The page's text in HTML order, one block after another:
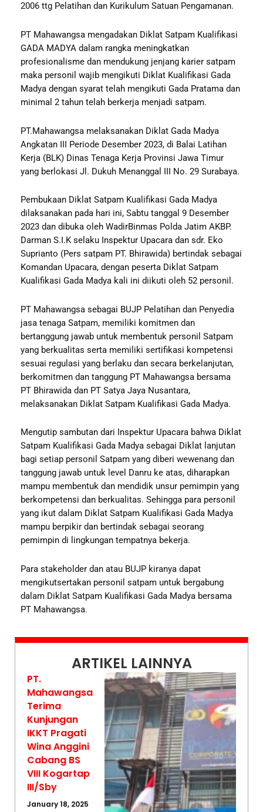
2006 ttg Pelatihan dan Kurikulum Satuan Pengamanan.
PT Mahawangsa mengadakan Diklat Satpam Kualifikasi
GADA MADYA dalam rangka meningkatkan
profesionalisme dan mendukung jenjang karier satpam
maka personil wajib mengikuti Diklat Kualifikasi Gada
Madya dengan syarat telah mengikuti Gada Pratama dan
minimal 2 tahun telah berkerja menjadi satpam.
PT.Mahawangsa melaksanakan Diklat Gada Madya
Angkatan III Periode Desember 2023, di Balai Latihan
Kerja (BLK) Dinas Tenaga Kerja Provinsi Jawa Timur
yang berlokasi Jl. Dukuh Menanggal III No. 29 Surabaya.
Pembukaan Diklat Satpam Kualifikasi Gada Madya
dilaksanakan pada hari ini, Sabtu tanggal 9 Desember
2023 dan dibuka oleh WadirBinmas Polda Jatim AKBP.
Darman S.I.K selaku Inspektur Upacara dan sdr. Eko
Suprianto (Pers satpam PT. Bhirawida) bertindak sebagai
Komandan Upacara, dengan peserta Diklat Satpam
Kualifikasi Gada Madya kali ini diikuti oleh 52 personil.
PT Mahawangsa sebagai BUJP Pelatihan dan Penyedia
jasa tenaga Satpam, memiliki komitmen dan
bertanggung jawab untuk membentuk personil Satpam
yang berkualitas serta memiliki sertifikasi kompetensi
sesuai regulasi yang berlaku dan secara berkelanjutan,
berkomitmen dan tanggung PT Mahawangsa bersama
PT Bhirawida dan PT Satya Jaya Nusantara,
melaksanakan Diklat Satpam Kualifikasi Gada Madya.
Mengutip sambutan dari Inspektur Upacara bahwa Diklat
Satpam Kualifikasi Gada Madya sebagai Diklat lanjutan
bagi setiap personil Satpam yang diberi wewenang dan
tanggung jawab untuk level Danru ke atas, diharapkan
mampu membentuk dan mendidik unsur pemimpin yang
berkompetensi dan berkualitas. Sehingga para personil
yang ikut dalam Diklat Satpam Kualifikasi Gada Madya
mampu berpikir dan bertindak sebagai seorang
pemimpin di lingkungan tempatnya bekerja.
Para stakeholder dan atau BUJP kiranya dapat
mengikutsertakan personil satpam untuk bergabung
dalam Diklat Satpam Kualifikasi Gada Madya bersama
PT Mahawangsa.
ARTIKEL LAINNYA
PT.
Mahawangsa
Terima
Kunjungan
IKKT Pragati
Wina Anggini
Cabang BS
VIII Kogartap
III/Sby
January 18, 2025